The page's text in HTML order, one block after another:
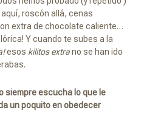
roscón allá, cenas
extra de chocolate caliente…
Y cuando te subes a la
esos kilitos extrano se han ido
siempre escucha lo que le
un poquito en obedecer